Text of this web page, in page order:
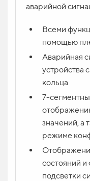
аварийной
Всеми
помощью
Аварийная
устройства
кольца
7-
значений, а
режиме
состояний
подсветки